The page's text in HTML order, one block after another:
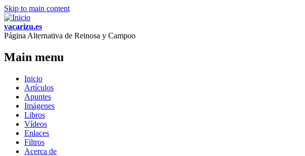
Skip to main content
vacarizu.es
Página Alternativa de Reinosa y Campoo
Main menu
Inicio
Artículos
Apuntes
Imágenes
Libros
Vídeos
Enlaces
Filtros
Acerca de